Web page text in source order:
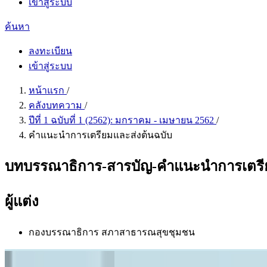
เข้าสู่ระบบ
ค้นหา
ลงทะเบียน
เข้าสู่ระบบ
หน้าแรก /
คลังบทความ /
ปีที่ 1 ฉบับที่ 1 (2562): มกราคม - เมษายน 2562 /
คำแนะนำการเตรียมและส่งต้นฉบับ
บทบรรณาธิการ-สารบัญ-คำแนะนำการเต
ผู้แต่ง
กองบรรณาธิการ สภาสาธารณสุขชุมชน